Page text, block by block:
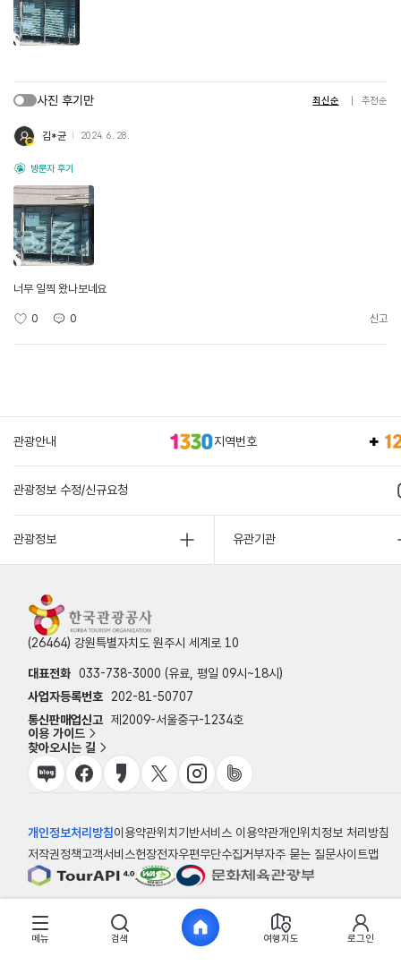
사진 후기만 최신순 추천순
김*균 2024. 6. 28.
방문자 후기
너무 일찍 왔나보네요
0 0 신고
관광안내 지역번호
관광정보 수정/신규요청
관광정보 유관기관
(26464) 강원특별자치도 원주시 세계로 10
대표전화 033-738-3000 (유료, 평일 09시~18시)
사업자등록번호
202-81-50707
통신판매업신고 제2009-서울중구-1234호
이용 가이드
찾아오시는 길
개인정보처리방침이용약관위치기반서비스 이용약관개인위치정보 처리방침
저작권정책고객서비스헌장전자우편무단수집거부자주 묻는 질문사이트맵
© 한국관광공사
메뉴 검색 여행지도 로그인